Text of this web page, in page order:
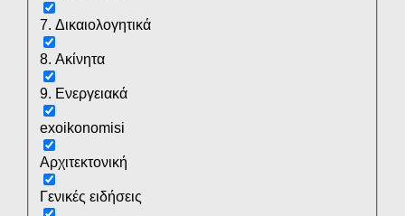
7. Δικαιολογητικά
8. Ακίνητα
9. Ενεργειακά
exoikonomisi
Αρχιτεκτονική
Γενικές ειδήσεις